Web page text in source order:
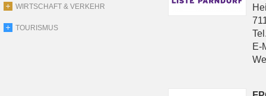
WIRTSCHAFT & VERKEHR
TOURISMUS
E-